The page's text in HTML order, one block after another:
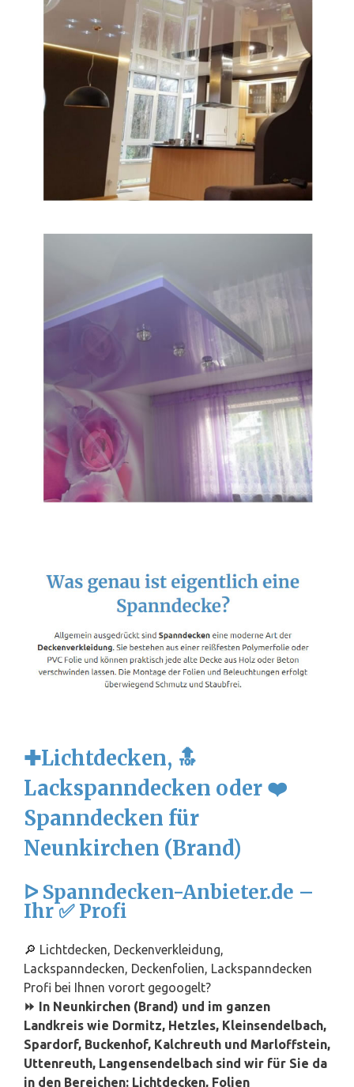
✚Lichtdecken, 🔝
Lackspanndecken oder ❤️
Spanndecken für
Neunkirchen (Brand)
ᐅ Spanndecken-Anbieter.de –
Ihr ✅ Profi
🔎 Lichtdecken, Deckenverkleidung,
Lackspanndecken, Deckenfolien, Lackspanndecken
Profi bei Ihnen vorort gegoogelt?
⏩ In Neunkirchen (Brand) und im ganzen
Landkreis wie Dormitz, Hetzles, Kleinsendelbach,
Spardorf, Buckenhof, Kalchreuth und Marloffstein,
Uttenreuth, Langensendelbach sind wir für Sie da
in den Bereichen: Lichtdecken, Folien